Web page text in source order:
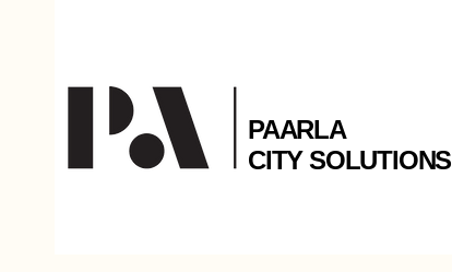
PAARLA
CITY SOLUTIONS